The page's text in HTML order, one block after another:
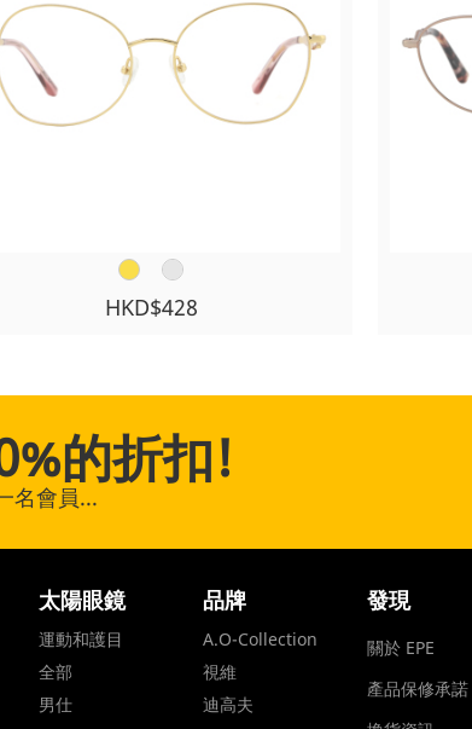
HKD$428
的折扣!
名會員...
太陽眼鏡
運動和護目
全部
男仕
品牌
A.O-Collection
視維
迪高夫
發現
關於 EPE
產品保修承諾